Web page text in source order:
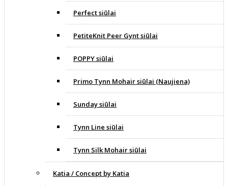
Perfect siūlai
PetiteKnit Peer Gynt siūlai
POPPY siūlai
Primo Tynn Mohair siūlai (Naujiena)
Sunday siūlai
Tynn Line siūlai
Tynn Silk Mohair siūlai
Katia / Concept by Katia